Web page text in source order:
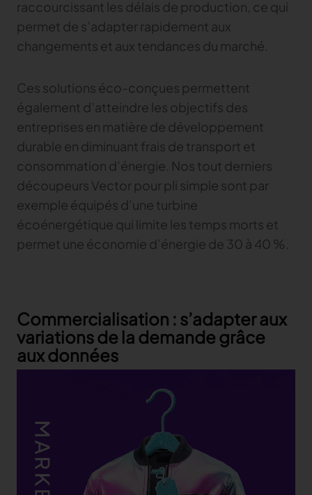
raccourcissant les délais de production, ce qui
permet de s’adapter rapidement aux
changements et aux tendances du marché.
Ces solutions éco-conçues permettent
également d’atteindre les objectifs des
entreprises en matière de développement
durable en diminuant frais de transport et
consommation d’énergie. Nos tout derniers
découpeurs Vector pour pli simple sont par
exemple équipés d’une turbine
écoénergétique qui limite les temps morts et
permet une économie d’énergie de 30 à 40 %.
Commercialisation : s’adapter aux
variations de la demande grâce
aux données